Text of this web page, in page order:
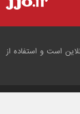
است و استفاده از